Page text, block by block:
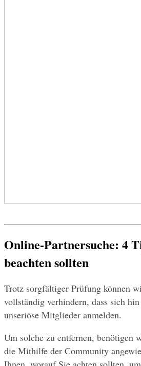
Online-Partnersuche: 4
beachten sollten
Trotz sorgfältiger Prüfung können
vollständig verhindern, dass sich
unseriöse Mitglieder anmelden.
Um solche zu entfernen, benötigen
die Mithilfe der Community